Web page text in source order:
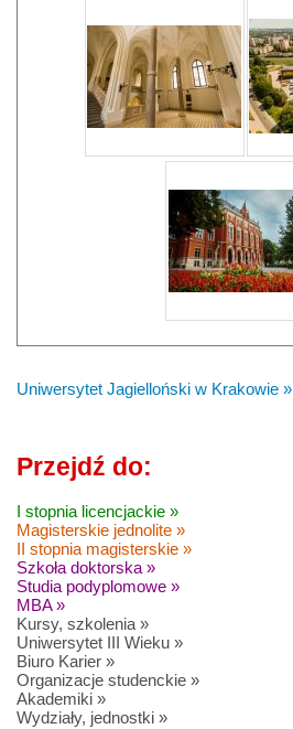
Uniwersytet Jagielloński w Krakowie »
Przejdź do:
I stopnia licencjackie »
Magisterskie jednolite »
II stopnia magisterskie »
Szkoła doktorska »
Studia podyplomowe »
MBA »
Kursy, szkolenia »
Uniwersytet III Wieku »
Biuro Karier »
Organizacje studenckie »
Akademiki »
Wydziały, jednostki »